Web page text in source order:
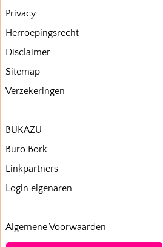
Privacy
Herroepingsrecht
Disclaimer
Sitemap
Verzekeringen
BUKAZU
Buro Bork
Linkpartners
Login eigenaren
Algemene Voorwaarden